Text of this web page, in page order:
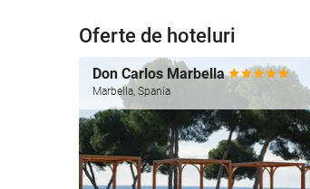
Oferte de hoteluri
Don Carlos Marbella
Marbella, Spania